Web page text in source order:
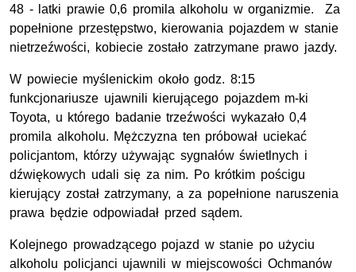
48 - latki prawie 0,6 promila alkoholu w organizmie. Za
popełnione przestępstwo, kierowania pojazdem w stanie
nietrzeźwości, kobiecie zostało zatrzymane prawo jazdy.
W powiecie myślenickim około godz. 8:15
funkcjonariusze ujawnili kierującego pojazdem m-ki
Toyota, u którego badanie trzeźwości wykazało 0,4
promila alkoholu. Mężczyzna ten próbował uciekać
policjantom, którzy używając sygnałów świetlnych i
dźwiękowych udali się za nim. Po krótkim pościgu
kierujący został zatrzymany, a za popełnione naruszenia
prawa będzie odpowiadał przed sądem.
Kolejnego prowadzącego pojazd w stanie po użyciu
alkoholu policjanci ujawnili w miejscowości Ochmanów